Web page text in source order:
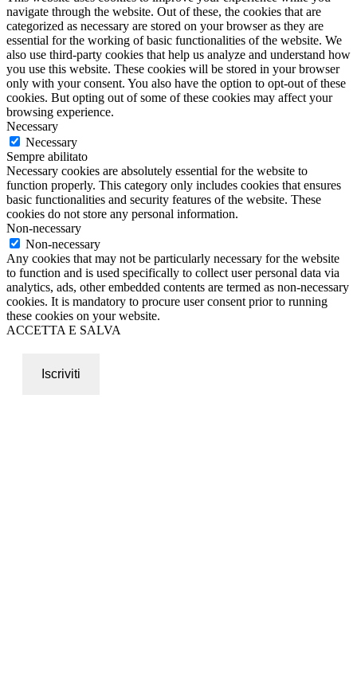
navigate through the website. Out of these, the cookies that are
categorized as necessary are stored on your browser as they are
essential for the working of basic functionalities of the website. We
also use third-party cookies that help us analyze and understand how
you use this website. These cookies will be stored in your browser
only with your consent. You also have the option to opt-out of these
cookies. But opting out of some of these cookies may affect your
browsing experience.
Necessary
Necessary
Sempre abilitato
Necessary cookies are absolutely essential for the website to
function properly. This category only includes cookies that ensures
basic functionalities and security features of the website. These
cookies do not store any personal information.
Non-necessary
Non-necessary
Any cookies that may not be particularly necessary for the website
to function and is used specifically to collect user personal data via
analytics, ads, other embedded contents are termed as non-necessary
cookies. It is mandatory to procure user consent prior to running
these cookies on your website.
ACCETTA E SALVA
Iscriviti